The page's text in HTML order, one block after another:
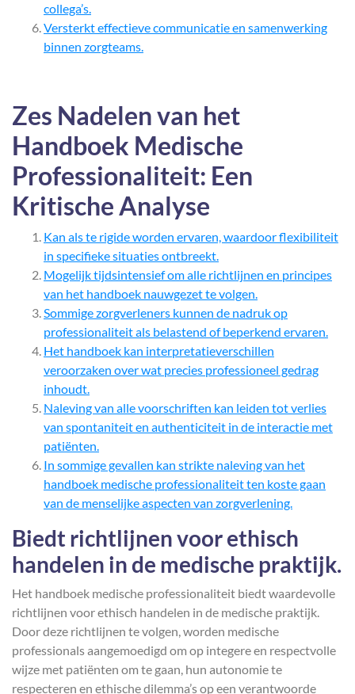
collega’s.
Versterkt effectieve communicatie en samenwerking
binnen zorgteams.
Zes Nadelen van het
Handboek Medische
Professionaliteit: Een
Kritische Analyse
Kan als te rigide worden ervaren, waardoor flexibiliteit
in specifieke situaties ontbreekt.
Mogelijk tijdsintensief om alle richtlijnen en principes
van het handboek nauwgezet te volgen.
Sommige zorgverleners kunnen de nadruk op
professionaliteit als belastend of beperkend ervaren.
Het handboek kan interpretatieverschillen
veroorzaken over wat precies professioneel gedrag
inhoudt.
Naleving van alle voorschriften kan leiden tot verlies
van spontaniteit en authenticiteit in de interactie met
patiënten.
In sommige gevallen kan strikte naleving van het
handboek medische professionaliteit ten koste gaan
van de menselijke aspecten van zorgverlening.
Biedt richtlijnen voor ethisch
handelen in de medische praktijk.
Het handboek medische professionaliteit biedt waardevolle
richtlijnen voor ethisch handelen in de medische praktijk.
Door deze richtlijnen te volgen, worden medische
professionals aangemoedigd om op integere en respectvolle
wijze met patiënten om te gaan, hun autonomie te
respecteren en ethische dilemma’s op een verantwoorde